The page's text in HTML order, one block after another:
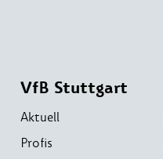
VfB Stuttgart
Aktuell
Profis